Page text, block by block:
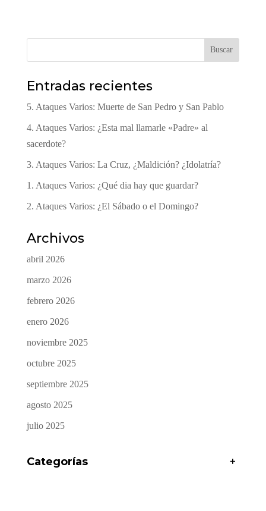
Buscar
Entradas recientes
5. Ataques Varios: Muerte de San Pedro y San Pablo
4. Ataques Varios: ¿Esta mal llamarle «Padre» al
sacerdote?
3. Ataques Varios: La Cruz, ¿Maldición? ¿Idolatría?
1. Ataques Varios: ¿Qué dia hay que guardar?
2. Ataques Varios: ¿El Sábado o el Domingo?
Archivos
abril 2026
marzo 2026
febrero 2026
enero 2026
noviembre 2025
octubre 2025
septiembre 2025
agosto 2025
julio 2025
Categorías +